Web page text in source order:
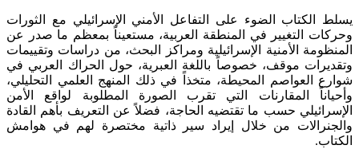
يسلط الكتاب الضوء على التفاعل الأمني الإسرائيلي مع الثورات
وحركات التغيير في المنطقة العربية، مستعيناً بمعظم ما صدر عن
المنظومة الأمنية الإسرائيلية ومراكز البحث، من دراسات وتقييمات
وتقديرات موقف، خصوصاً باللغة العبرية، حول الحراك العربي في
شوارع العواصم المحيطة، متخذاً في ذلك المنهج العلمي التحليلي،
وأحياناً المقارنات التي تقرب الصورة المطلوبة لواقع الأمن
الإسرائيلي حسب ما تقتضيه الحاجة، فضلاً عن التعريف بأهم القادة
والجنرالات من خلال إيراد سير ذاتية مختصرة لهم في هوامش
الكتاب.